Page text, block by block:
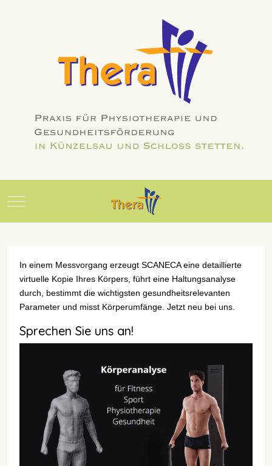
Mobile Menu Toggle
In einem Messvorgang erzeugt SCANECA eine detaillierte
virtuelle Kopie Ihres Körpers, führt eine Haltungsanalyse
durch, bestimmt die wichtigsten gesundheitsrelevanten
Parameter und misst Körperumfänge. Jetzt neu bei uns.
Sprechen Sie uns an!